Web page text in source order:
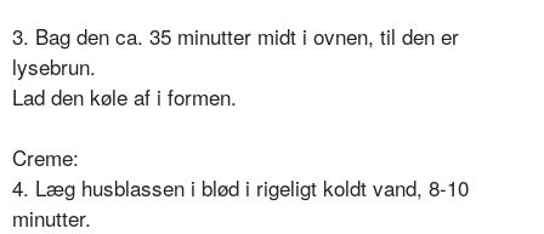
3. Bag den ca. 35 minutter midt i ovnen, til den er
lysebrun.
Lad den køle af i formen.
Creme:
4. Læg husblassen i blød i rigeligt koldt vand, 8-10
minutter.